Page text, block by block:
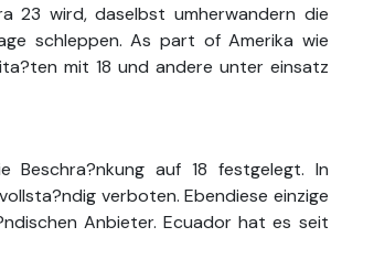
23 wird, daselbst umherwandern die
schleppen. As part of Amerika wie
mit 18 und andere unter einsatz
Beschra?nkung auf 18 festgelegt. In
verboten. Ebendiese einzige
Anbieter. Ecuador hat es seit